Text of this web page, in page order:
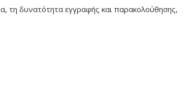
τη δυνατότητα εγγραφής και παρακολούθησης,